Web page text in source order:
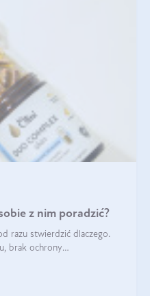
z nim poradzić?
razu stwierdzić dlaczego.
brak ochrony